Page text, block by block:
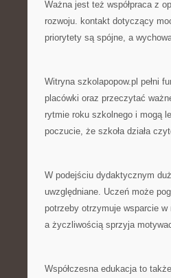
Ważna jest też współpraca z
rozwoju. kontakt dotyczący
priorytety są spójne, a
Witryna szkolapopow.pl pełni
placówki oraz przeczytać
rytmie roku szkolnego i mogą
poczucie, że szkoła działa
W podejściu dydaktycznym
uwzględniane. Uczeń może
potrzeby otrzymuje wsparcie w
a życzliwością sprzyja
Współczesna edukacja to